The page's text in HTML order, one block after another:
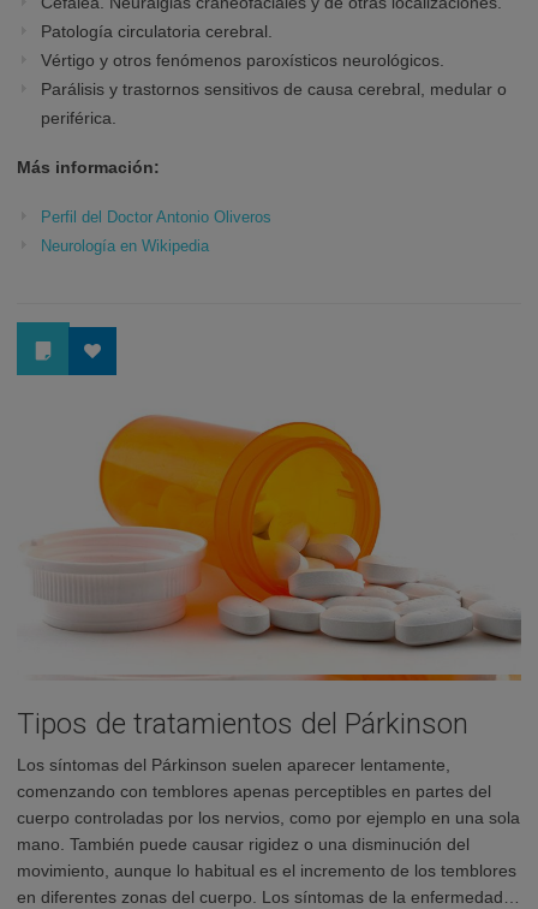
Patología circulatoria cerebral.
Vértigo y otros fenómenos paroxísticos neurológicos.
Parálisis y trastornos sensitivos de causa cerebral, medular o
periférica.
Más información:
Perfil del Doctor Antonio Oliveros
Neurología en Wikipedia
Tipos de tratamientos del Párkinson
Los síntomas del Párkinson suelen aparecer lentamente,
comenzando con temblores apenas perceptibles en partes del
cuerpo controladas por los nervios, como por ejemplo en una sola
mano. También puede causar rigidez o una disminución del
movimiento, aunque lo habitual es el incremento de los temblores
en diferentes zonas del cuerpo. Los síntomas de la enfermedad…